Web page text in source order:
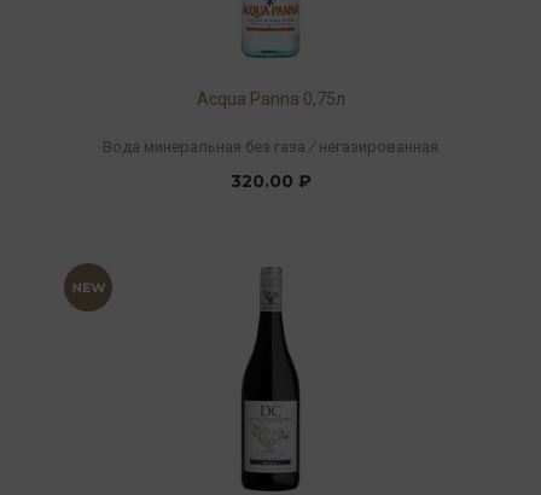
Acqua Panna 0,75л
Вода минеральная без газа / негазированная
320.00 ₽